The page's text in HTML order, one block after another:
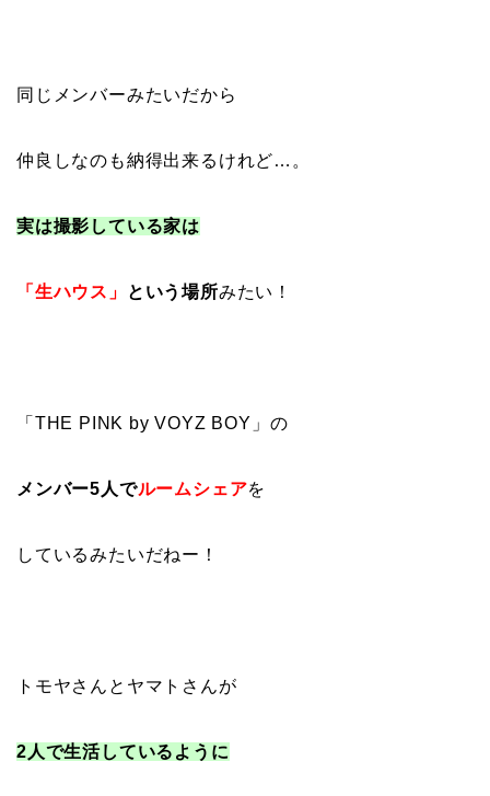
同じメンバーみたいだから
仲良しなのも納得出来るけれど…。
実は撮影している家は
「生ハウス」 という場所みたい！
「THE PINK by VOYZ BOY」の
メンバー5人でルームシェアを
しているみたいだねー！
トモヤさんとヤマトさんが
2人で生活しているように